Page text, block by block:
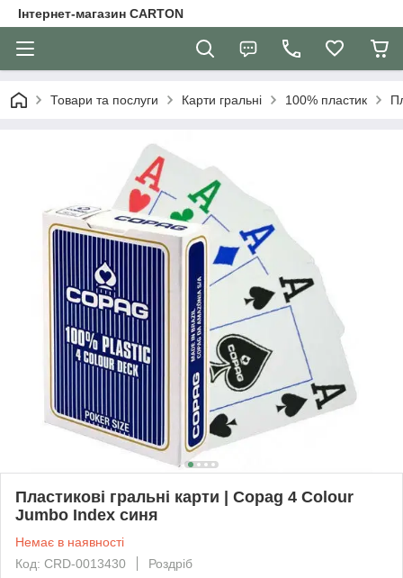
Інтернет-магазин CARTON
Товари та послуги Карти гральні 100% пластик
Пластикові гральні карти | Copag 4 Colour
Jumbo Index синя
Немає в наявності
Код: CRD-0013430
Роздріб